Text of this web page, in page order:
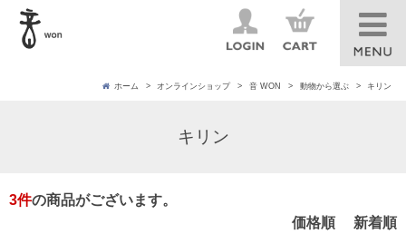
ホーム オンラインショップ 音 WON 動物から選ぶ キリン
キリン
3件の商品がございます。
価格順
新着順